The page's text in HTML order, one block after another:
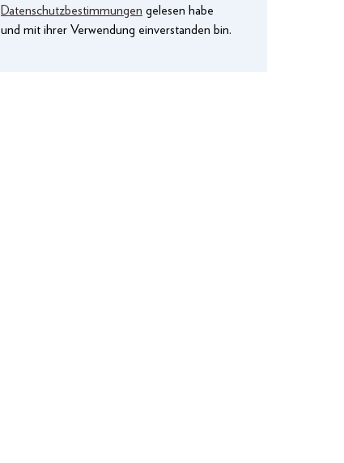
Datenschutzbestimmungen gelesen habe
und mit ihrer Verwendung einverstanden bin.